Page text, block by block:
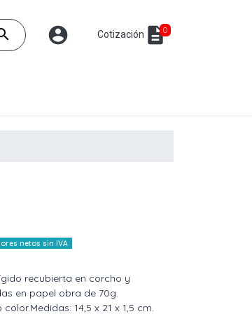
account_circle Cotización description0
netos sin IVA
recubierta en corcho y
en papel obra de 70g.
14,5 x 21 x 1,5 cm.